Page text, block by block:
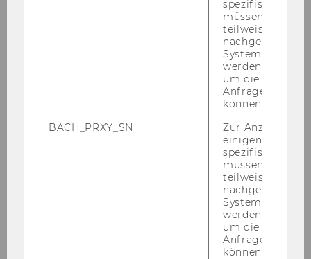
Je nach Typ der Ar­beit (Se­mi­nar­ar­beit,
Bachelor-​ oder Mas­ter­ar­beit, Dis­ser­ta­ti­on), wird
die Art und der Um­fang der be­ar­bei­te­ten In­for­
ma­tio­nen/Li­te­ra­tur un­ter­schied­lich aus­fal­len.
Ge­ra­de zu Be­ginn des Re­cher­che­pro­zes­ses ist
es je­doch oft­mals schwie­rig, ein Ge­fühl dafür
zu ent­wi­ckeln, ob wirk­lich breit/eng genug ge­
sucht und die pas­sen­de Li­te­ra­tur ge­fun­den
Die fol­gen­den Fra­gen und An­mer­kun­gen bie­
ten in die­sem Zu­sam­men­hang eine gute Hil­fe­
spezifischen
müssen
teilweise von
nachgelagerten
System
werden.
um die Antwort
Anfrage
können.
BACH_PRXY_SN
Zur Anzeige von
einigen WU-
spezifischen
müssen
teilweise von
nachgelagerten
System
werden.
um die Antwort
Anfrage
können.